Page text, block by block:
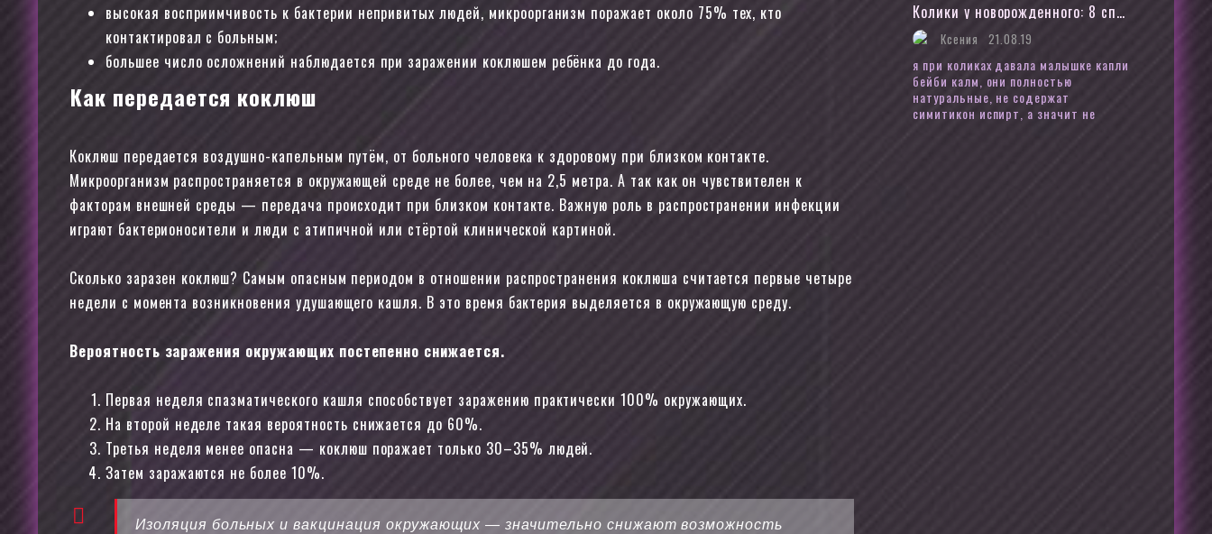
высокая восприимчивость к бактерии непривитых людей, микроорганизм поражает около 75% тех, кто
контактировал с больным;
большее число осложнений наблюдается при заражении коклюшем ребёнка до года.
Как передается коклюш
Коклюш передается воздушно-капельным путём, от больного человека к здоровому при близком контакте.
Микроорганизм распространяется в окружающей среде не более, чем на 2,5 метра. А так как он чувствителен к
факторам внешней среды — передача происходит при близком контакте. Важную роль в распространении инфекции
играют бактерионосители и люди с атипичной или стёртой клинической картиной.
Сколько заразен коклюш? Самым опасным периодом в отношении распространения коклюша считается первые четыре
недели с момента возникновения удушающего кашля. В это время бактерия выделяется в окружающую среду.
Вероятность заражения окружающих постепенно снижается.
Первая неделя спазматического кашля способствует заражению практически 100% окружающих.
На второй неделе такая вероятность снижается до 60%.
Третья неделя менее опасна — коклюш поражает только 30–35% людей.
Затем заражаются не более 10%.
Изоляция больных и вакцинация окружающих — значительно снижают возможность
Колики у новорожденного: 8 способов помочь малышу
Ксения 21.08.19
я при коликах давала малышке капли
бейби калм, они полностью
натуральные, не содержат
симитикон испирт, а значит не